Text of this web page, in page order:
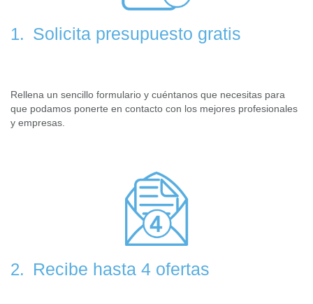
1. Solicita presupuesto gratis
Rellena un sencillo formulario y cuéntanos que necesitas para
que podamos ponerte en contacto con los mejores profesionales
y empresas.
2. Recibe hasta 4 ofertas